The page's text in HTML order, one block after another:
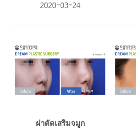
2020-03-24
ผ่าตัดเสริมจมูก